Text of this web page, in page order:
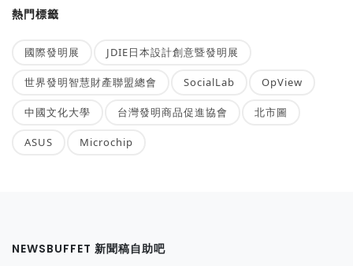
熱門標籤
國際發明展 JDIE日本設計創意暨發明展
世界發明智慧財產聯盟總會 SocialLab OpView
中國文化大學 台灣發明商品促進協會 北市圖
ASUS Microchip
NEWSBUFFET 新聞稿自助吧